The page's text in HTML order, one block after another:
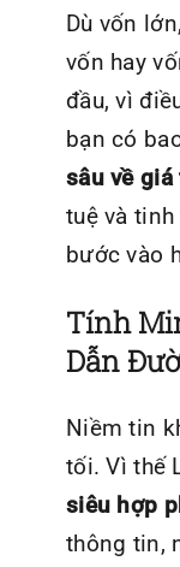
Dù vốn
vốn hay
đầu, vì
bạn có
sâu về giá
tuệ và
bước vào
Tính
Dẫn
Niềm tin
tối. Vì thế
siêu hợp
thông tin,